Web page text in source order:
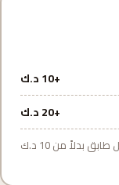
+10 د.ك
+20 د.ك